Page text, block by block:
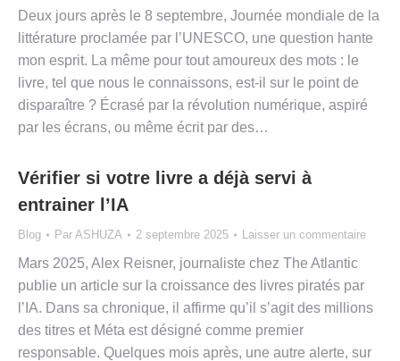
Deux jours après le 8 septembre, Journée mondiale de la
littérature proclamée par l’UNESCO, une question hante
mon esprit. La même pour tout amoureux des mots : le
livre, tel que nous le connaissons, est-il sur le point de
disparaître ? Écrasé par la révolution numérique, aspiré
par les écrans, ou même écrit par des…
Vérifier si votre livre a déjà servi à
entrainer l’IA
Blog Par ASHUZA 2 septembre 2025 Laisser un commentaire
Mars 2025, Alex Reisner, journaliste chez The Atlantic
publie un article sur la croissance des livres piratés par
l’IA. Dans sa chronique, il affirme qu’il s’agit des millions
des titres et Méta est désigné comme premier
responsable. Quelques mois après, une autre alerte, sur